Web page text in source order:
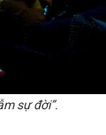
sự đời”.